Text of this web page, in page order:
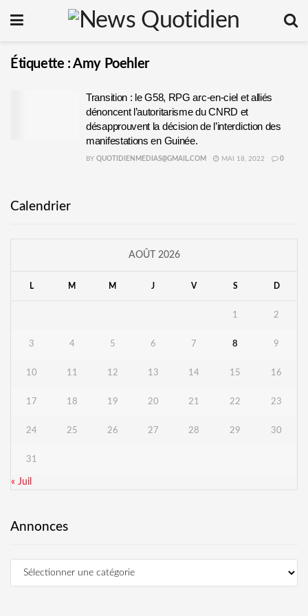
Étiquette :Amy Poehler
Transition : le G58, RPG arc-en-ciel et alliés
dénoncent l’autoritarisme du CNRD et
désapprouvent la décision de l’interdiction des
manifestations en Guinée.
BY QUOTIDIENMEDIAS@GMAIL.COM MAI 18, 2022 0
Calendrier
AOÛT 2026
L M M J V S D
1 2
3 4 5 6 7 8 9
10 11 12 13 14 15 16
17 18 19 20 21 22 23
24 25 26 27 28 29 30
31
« Juil
Annonces